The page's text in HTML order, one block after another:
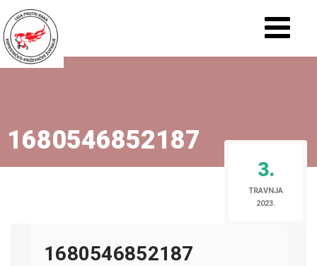
1680546852187
3.
TRAVNJA
2023.
1680546852187